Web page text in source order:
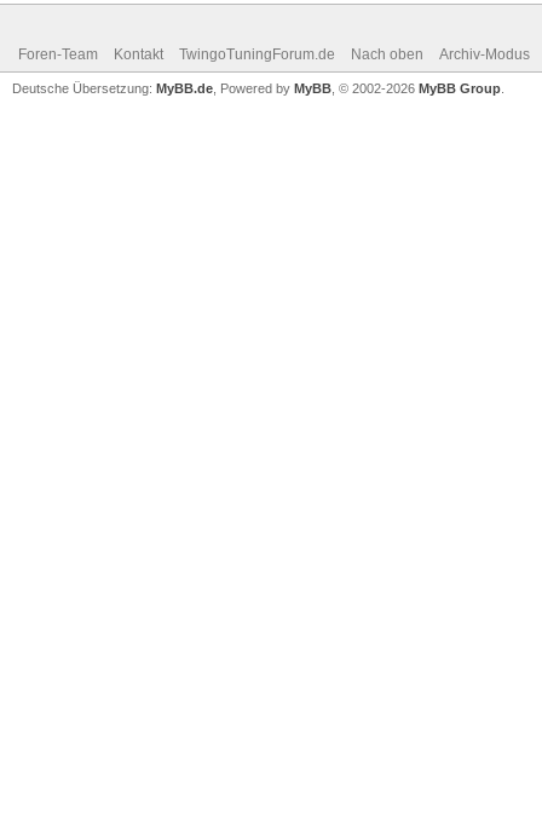
Foren-Team Kontakt TwingoTuningForum.de Nach oben Archiv-Modus
Deutsche Übersetzung: MyBB.de , Powered by MyBB , © 2002-2026 MyBB Group